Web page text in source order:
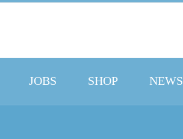
JOBS SHOP NEWS